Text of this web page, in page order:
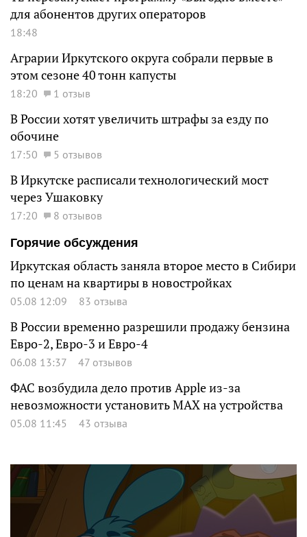
для абонентов других операторов
18:48
Аграрии Иркутского округа собрали первые в
этом сезоне 40 тонн капусты
18:20 1 отзыв
В России хотят увеличить штрафы за езду по
обочине
17:50 5 отзывов
В Иркутске расписали технологический мост
через Ушаковку
17:20
8 отзывов
Горячие обсуждения
Иркутская область заняла второе место в Сибири
по ценам на квартиры в новостройках
05.08 12:09 83 отзыва
В России временно разрешили продажу бензина
Евро-2, Евро-3 и Евро-4
06.08 13:37 47 отзывов
ФАС возбудила дело против Apple из-за
невозможности установить MAX на устройства
05.08 11:45 43 отзыва